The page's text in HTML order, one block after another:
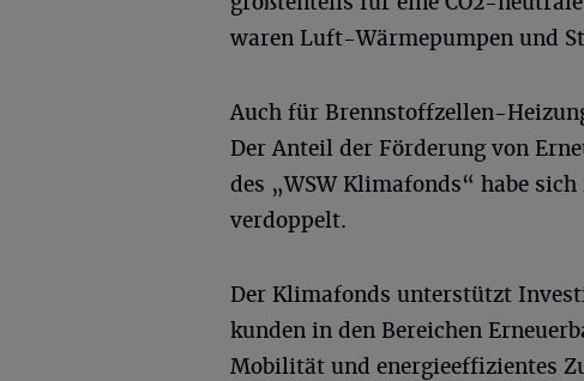
waren Luft-Wärmepumpen und
Auch für Brennstoffzellen-
Der Anteil der Förderung von
des „WSW Klimafonds“ habe
verdoppelt.
Der Klimafonds unterstützt
kunden in den Bereichen
Mobilität und energieeffizientes